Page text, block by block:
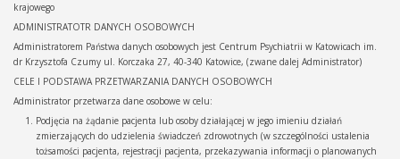
krajowego
ADMINISTRATOTR DANYCH OSOBOWYCH
Administratorem Państwa danych osobowych jest Centrum Psychiatrii w Katowicach im.
dr Krzysztofa Czumy ul. Korczaka 27, 40-340 Katowice, (zwane dalej Administrator)
CELE I PODSTAWA PRZETWARZANIA DANYCH OSOBOWYCH
Administrator przetwarza dane osobowe w celu:
Podjęcia na żądanie pacjenta lub osoby działającej w jego imieniu działań
zmierzających do udzielenia świadczeń zdrowotnych (w szczególności ustalenia
tożsamości pacjenta, rejestracji pacjenta, przekazywania informacji o planowanych